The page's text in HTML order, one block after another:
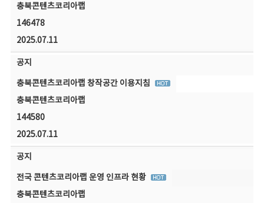
충북콘텐츠코리아랩
146478
2025.07.11
공지
충북콘텐츠코리아랩 창작공간 이용지침
충북콘텐츠코리아랩
144580
2025.07.11
공지
전국 콘텐츠코리아랩 운영 인프라 현황
충북콘텐츠코리아랩